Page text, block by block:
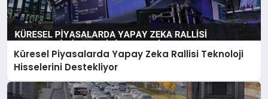
Küresel Piyasalarda Yapay Zeka Rallisi Teknoloji
Hisselerini Destekliyor